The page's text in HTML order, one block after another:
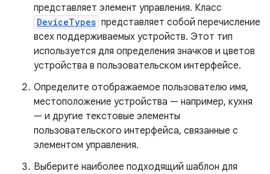
представляет элемент управления. Класс
DeviceTypes представляет собой перечисление
всех поддерживаемых устройств. Этот тип
используется для определения значков и цветов
устройства в пользовательском интерфейсе.
Определите отображаемое пользователю имя,
местоположение устройства — например, кухня
— и другие текстовые элементы
пользовательского интерфейса, связанные с
элементом управления.
Выберите наиболее подходящий шаблон для